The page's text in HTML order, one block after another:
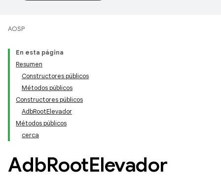
AOSP
En esta página
Resumen
Constructores públicos
Métodos públicos
Constructores públicos
AdbRootElevador
Métodos públicos
cerca
AdbRootElevador